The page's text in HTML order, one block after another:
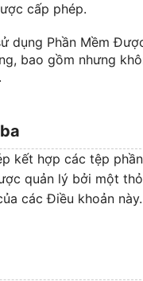
cấp phép.
dụng Phần Mềm
bao gồm nhưng
kết hợp các tệp
quản lý bởi một
các Điều khoản này.